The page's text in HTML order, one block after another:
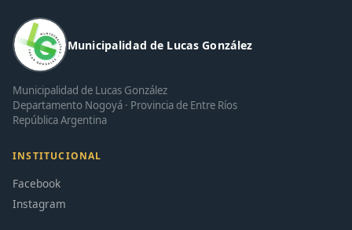
Municipalidad de Lucas González
Municipalidad de Lucas González
Departamento Nogoyá · Provincia de Entre Ríos
República Argentina
INSTITUCIONAL
Facebook
Instagram